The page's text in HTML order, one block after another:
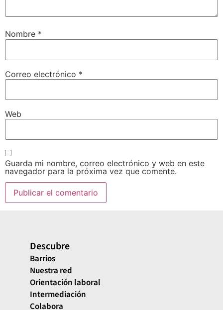
Nombre *
Correo electrónico *
Web
Guarda mi nombre, correo electrónico y web en este
navegador para la próxima vez que comente.
Descubre
Barrios
Nuestra red
Orientación laboral
Intermediación
Colabora